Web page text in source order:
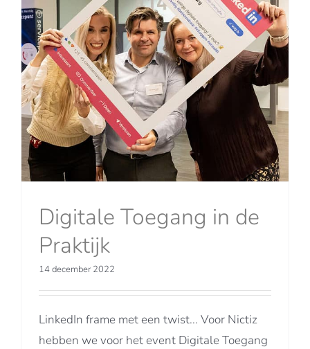
Digitale Toegang in de
Praktijk
14 december 2022
LinkedIn frame met een twist... Voor Nictiz
hebben we voor het event Digitale Toegang